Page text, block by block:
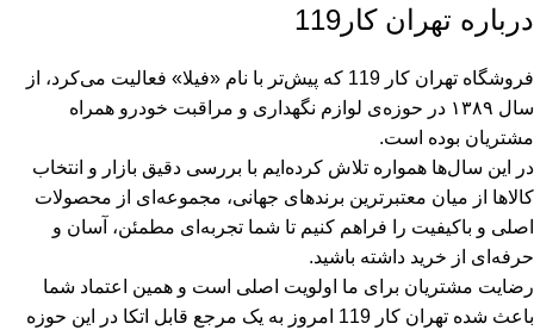
درباره تهران کار119
فروشگاه تهران کار 119 که پیش‌تر با نام «فیلا» فعالیت می‌کرد، از
سال ۱۳۸۹ در حوزه‌ی لوازم نگهداری و مراقبت خودرو همراه
مشتریان بوده است.
در این سال‌ها همواره تلاش کرده‌ایم با بررسی دقیق بازار و انتخاب
کالاها از میان معتبرترین برندهای جهانی، مجموعه‌ای از محصولات
اصلی و باکیفیت را فراهم کنیم تا شما تجربه‌ای مطمئن، آسان و
حرفه‌ای از خرید داشته باشید.
رضایت مشتریان برای ما اولویت اصلی است و همین اعتماد شما
باعث شده تهران کار 119 امروز به یک مرجع قابل اتکا در این حوزه